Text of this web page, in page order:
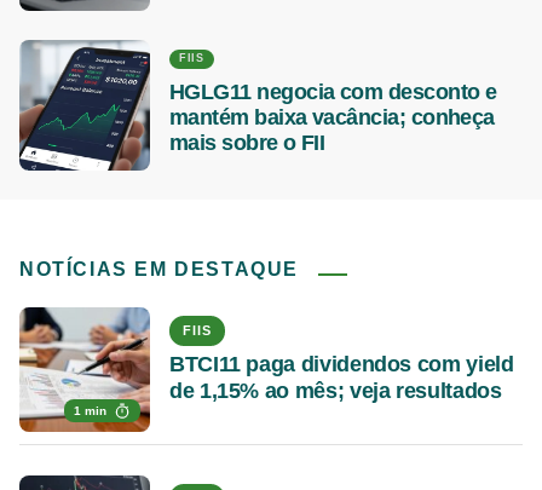
FIIS
HGLG11 negocia com desconto e
mantém baixa vacância; conheça
mais sobre o FII
NOTÍCIAS EM DESTAQUE
1 min
FIIS
BTCI11 paga dividendos com yield
de 1,15% ao mês; veja resultados